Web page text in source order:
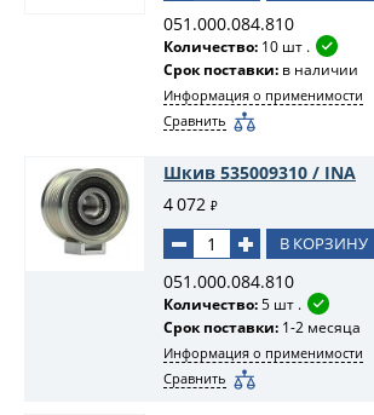
051.000.084.810
Количество: 10 шт .
Срок поставки: в наличии
Информация о применимости
Сравнить
Шкив 535009310 / INA
4 072 ₽
В КОРЗИНУ
051.000.084.810
Количество:5 шт .
Срок поставки: 1-2 месяца
Информация о применимости
Сравнить